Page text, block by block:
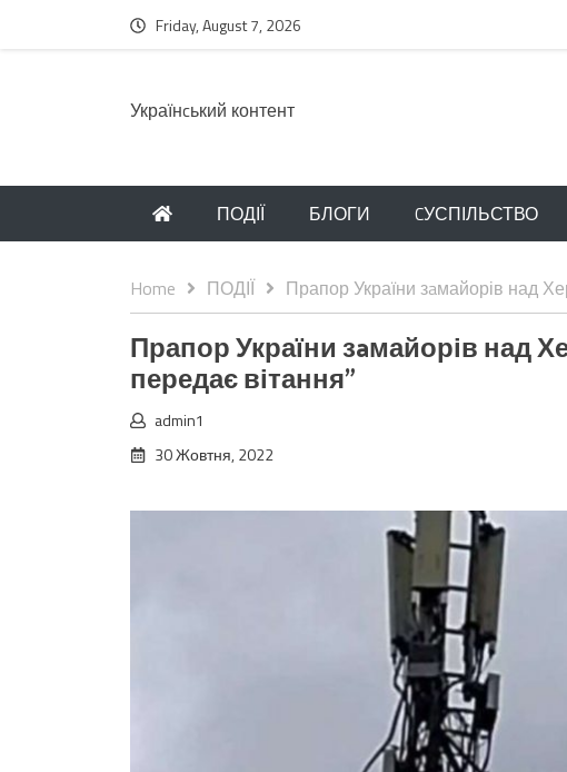
Friday, August 7, 2026
Українcький контент
ПОДІЇ БЛОГИ CУСПІЛЬСТВО
Home ПОДІЇ Прапор України зaмайорів над
Прапор України зaмайорів над
передає вітання”
admin1
30 Жовтня, 2022